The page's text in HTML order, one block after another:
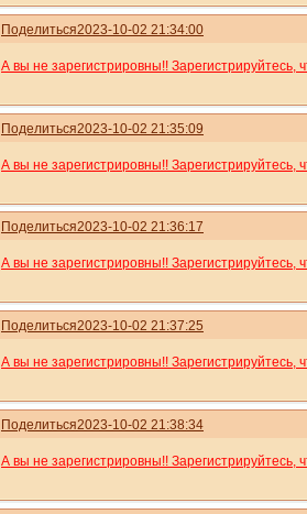
Поделиться2023-10-02 21:34:00
А вы не зарегистрировны!! Зарегистрируйтесь,
Поделиться2023-10-02 21:35:09
А вы не зарегистрировны!! Зарегистрируйтесь,
Поделиться2023-10-02 21:36:17
А вы не зарегистрировны!! Зарегистрируйтесь,
Поделиться2023-10-02 21:37:25
А вы не зарегистрировны!! Зарегистрируйтесь,
Поделиться2023-10-02 21:38:34
А вы не зарегистрировны!! Зарегистрируйтесь,